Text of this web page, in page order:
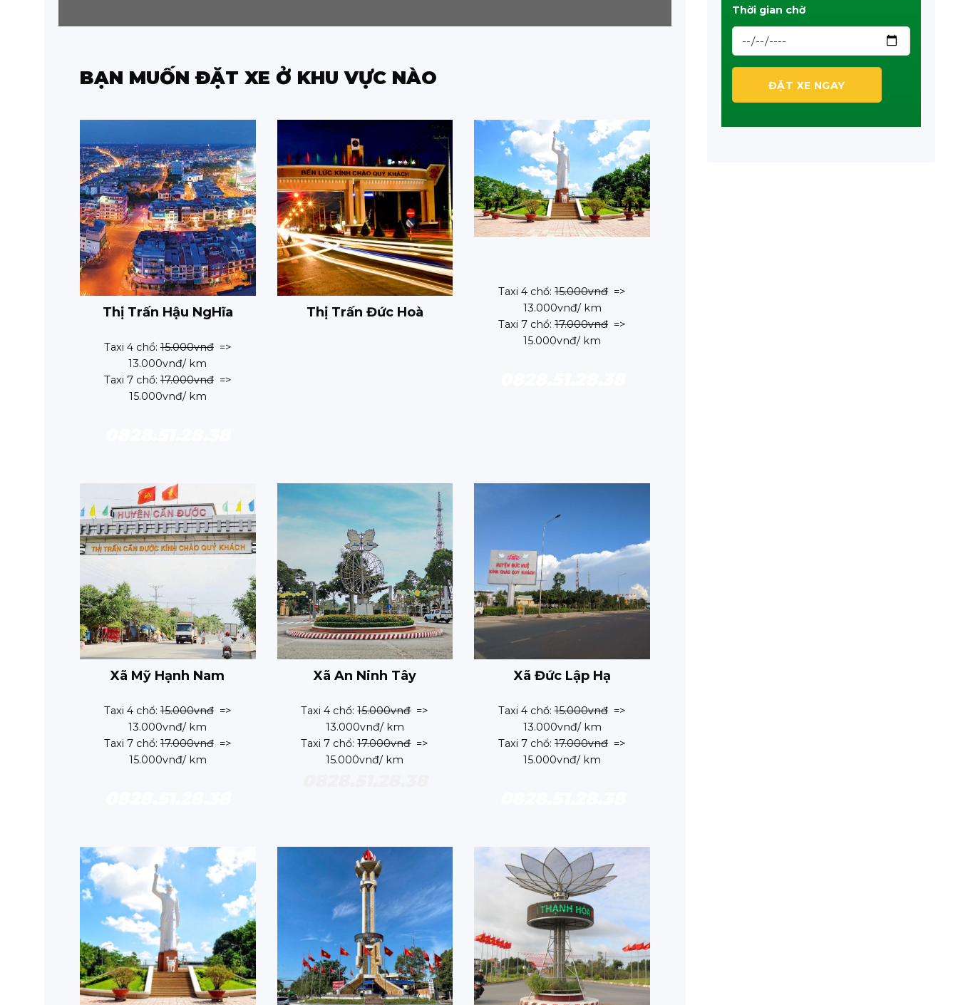
BẠN MUỐN ĐẶT XE Ở KHU VỰC NÀO
Thị Trấn Hậu NgHĩa
Taxi 4 chổ:15.000vnđ=>
13.000vnđ/ km
Taxi 7 chổ:17.000vnđ=>
15.000vnđ/ km
Thị Trấn Đức Hoà
Taxi 4 chổ:15.000vnđ=>
13.000vnđ/ km
Taxi 7 chổ:17.000vnđ=>
15.000vnđ/ km
Xã Mỹ Hạnh Nam
Taxi 4 chổ:15.000vnđ=>
13.000vnđ/ km
Taxi 7 chổ:17.000vnđ=>
15.000vnđ/ km
Xã An Ninh Tây
Taxi 4 chổ:15.000vnđ=>
13.000vnđ/ km
Taxi 7 chổ:17.000vnđ=>
15.000vnđ/ km
Xã Đức Lập Hạ
Taxi 4 chổ:15.000vnđ=>
13.000vnđ/ km
Taxi 7 chổ:17.000vnđ=>
15.000vnđ/ km
Thời gian chờ